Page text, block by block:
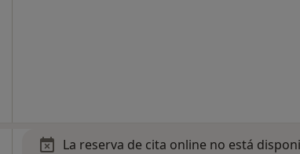
La reserva de cita online no está